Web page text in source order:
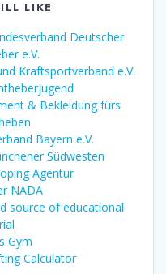
LIKE
Deutscher
e.V.
Kraftsportverband e.V.
& Bekleidung fürs
Bayern e.V.
Südwesten
Agentur
NADA
source of educational
Gym
Calculator